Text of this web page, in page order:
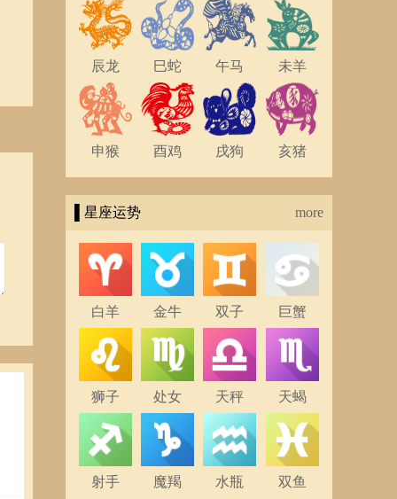
辰龙 巳蛇 午马 未羊
申猴 酉鸡 戌狗 亥猪
▌星座运势 more
白羊 金牛 双子 巨蟹
狮子 处女 天秤 天蝎
射手 魔羯 水瓶 双鱼